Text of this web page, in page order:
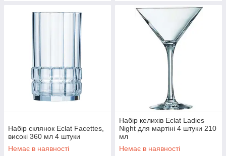
Набір склянок Eclat Facettes,
високі 360 мл 4 штуки
Немає в наявності
Набір келихів Eclat Ladies
Night для мартіні 4 штуки 210
мл
Немає в наявності